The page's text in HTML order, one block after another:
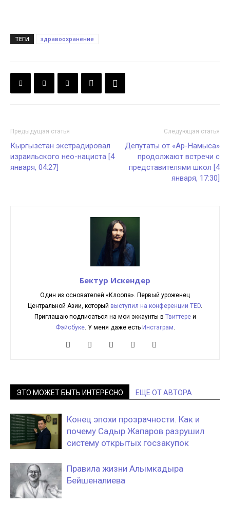
ТЕГИ здравоохранение
Предыдущая статья
Кыргызстан экстрадировал
израильского нео-нациста [4
января, 04:27]
Следующая статья
Депутаты от «Ар-Намыса»
продолжают встречи с
представителями школ [4
января, 17:30]
Бектур Искендер
Один из основателей «Клоопа». Первый уроженец
Центральной Азии, который выступил на конференции TED.
Приглашаю подписаться на мои эккаунты в Твиттереи
Фэйсбуке. У меня даже есть Инстаграм.
ЭТО МОЖЕТ БЫТЬ ИНТЕРЕСНО ЕЩЕ ОТ АВТОРА
Конец эпохи прозрачности. Как и
почему Садыр Жапаров разрушил
систему открытых госзакупок
Правила жизни Алымкадыра
Бейшеналиева